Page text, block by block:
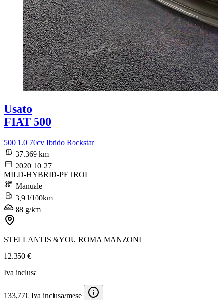
Usato
FIAT 500
500 1.0 70cv Ibrido Rockstar
37.369 km
2020-10-27
MILD-HYBRID-PETROL
Manuale
3,9 l/100km
88 g/km
STELLANTIS &YOU ROMA MANZONI
12.350 €
Iva inclusa
133,77€ Iva inclusa/mese